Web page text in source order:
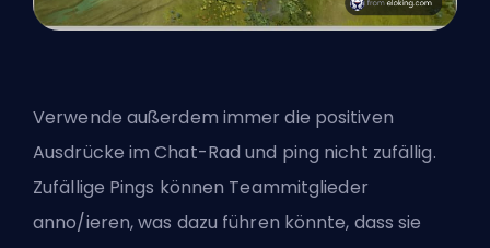
Verwende außerdem immer die positiven
Ausdrücke im Chat-Rad und ping nicht zufällig.
Zufällige Pings können Teammitglieder
anno/ieren, was dazu führen könnte, dass sie